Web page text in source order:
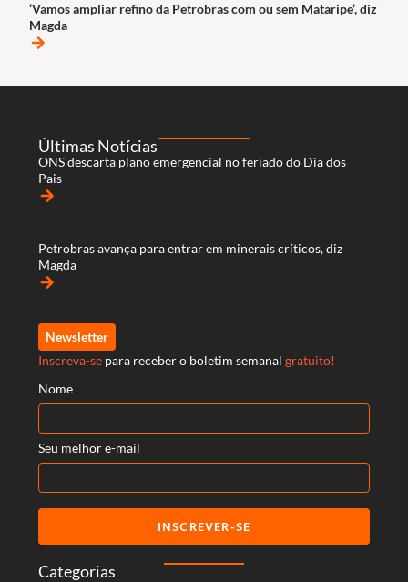
‘Vamos ampliar refino da Petrobras com ou sem Mataripe’, diz
Magda
arrow_forward
Categorias
Últimas Notícias
ONS descarta plano emergencial no feriado do Dia dos
Pais
arrow_forward
Petrobras avança para entrar em minerais críticos, diz
Magda
arrow_forward
Newsletter
Inscreva-se para receber o boletim semanal gratuito!
Nome
Seu melhor e-mail
INSCREVER-SE